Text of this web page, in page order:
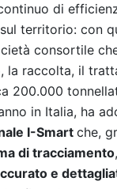
di
territorio: con
consortile
la raccolta, il
200.000
in Italia, ha
I-Smart che,
di tracciamento
e